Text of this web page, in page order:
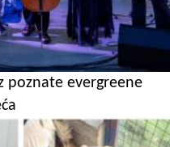
poznate evergreene